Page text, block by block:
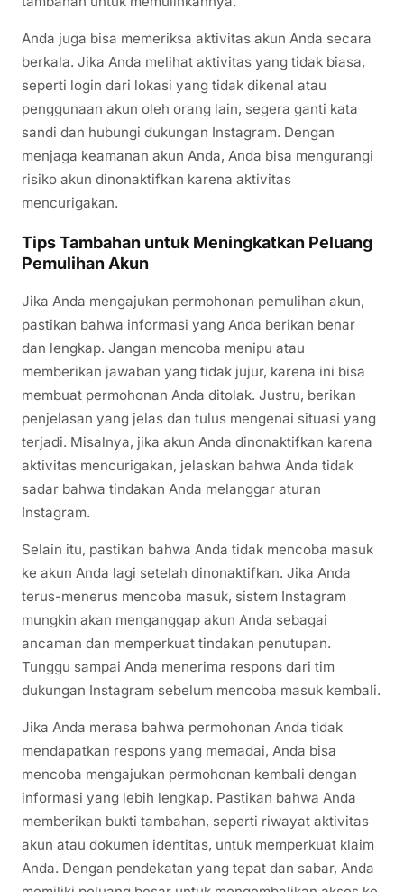
Anda juga bisa memeriksa aktivitas akun Anda secara
berkala. Jika Anda melihat aktivitas yang tidak biasa,
seperti login dari lokasi yang tidak dikenal atau
penggunaan akun oleh orang lain, segera ganti kata
sandi dan hubungi dukungan Instagram. Dengan
menjaga keamanan akun Anda, Anda bisa mengurangi
risiko akun dinonaktifkan karena aktivitas
mencurigakan.
Tips Tambahan untuk Meningkatkan Peluang
Pemulihan Akun
Jika Anda mengajukan permohonan pemulihan akun,
pastikan bahwa informasi yang Anda berikan benar
dan lengkap. Jangan mencoba menipu atau
memberikan jawaban yang tidak jujur, karena ini bisa
membuat permohonan Anda ditolak. Justru, berikan
penjelasan yang jelas dan tulus mengenai situasi yang
terjadi. Misalnya, jika akun Anda dinonaktifkan karena
aktivitas mencurigakan, jelaskan bahwa Anda tidak
sadar bahwa tindakan Anda melanggar aturan
Instagram.
Selain itu, pastikan bahwa Anda tidak mencoba masuk
ke akun Anda lagi setelah dinonaktifkan. Jika Anda
terus-menerus mencoba masuk, sistem Instagram
mungkin akan menganggap akun Anda sebagai
ancaman dan memperkuat tindakan penutupan.
Tunggu sampai Anda menerima respons dari tim
dukungan Instagram sebelum mencoba masuk kembali.
Jika Anda merasa bahwa permohonan Anda tidak
mendapatkan respons yang memadai, Anda bisa
mencoba mengajukan permohonan kembali dengan
informasi yang lebih lengkap. Pastikan bahwa Anda
memberikan bukti tambahan, seperti riwayat aktivitas
akun atau dokumen identitas, untuk memperkuat klaim
Anda. Dengan pendekatan yang tepat dan sabar, Anda